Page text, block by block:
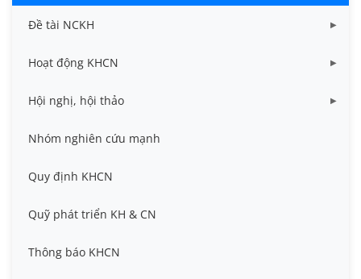
Đề tài NCKH
Dữ liệu Đề tài cấp Bộ
Dữ liệu Đề tài cấp Cơ sở
Hoạt động KHCN
Công bố khoa học
Đề tài cấp Bộ, Thành phố
Hội nghị, hội thảo
Hội nghị khoa học thường niên
Hội nghị Khoa học sinh viên
Hội nghị quốc tế và hội nghị khác
Nhóm nghiên cứu mạnh
Quy định KHCN
Quỹ phát triển KH & CN
Thông báo KHCN